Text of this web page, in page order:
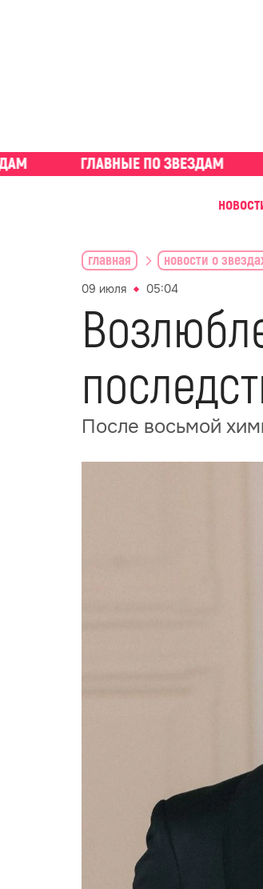
главная новости о
09 июля 05:04
После восьмой